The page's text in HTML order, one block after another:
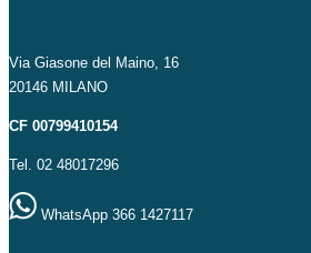
Via Giasone del Maino, 16
20146 MILANO
CF 00799410154
Tel. 02 48017296
WhatsApp 366 1427117